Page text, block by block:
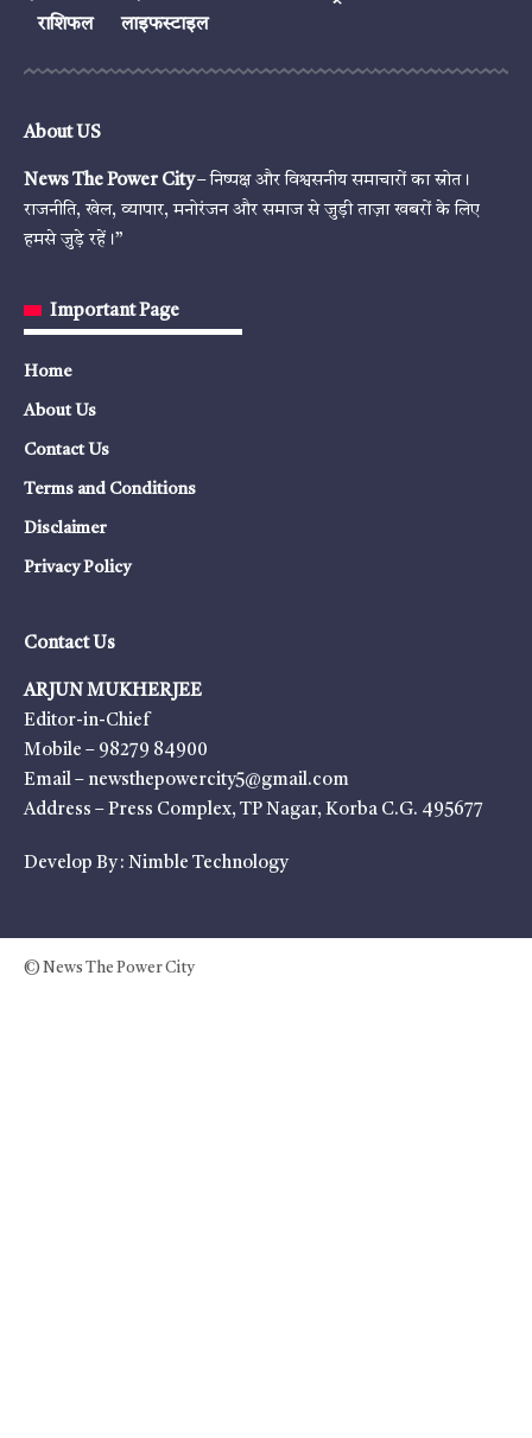
राशिफल
लाइफस्टाइल
About US
News The Power City– निष्पक्ष और विश्वसनीय समाचारों का स्रोत।
राजनीति, खेल, व्यापार, मनोरंजन और समाज से जुड़ी ताज़ा खबरों के लिए
हमसे जुड़े रहें।”
Important Page
Home
About Us
Contact Us
Terms and Conditions
Disclaimer
Privacy Policy
Contact Us
ARJUN MUKHERJEE
Editor-in-Chief
Mobile – 98279 84900
Email – newsthepowercity5@gmail.com
Address – Press Complex, TP Nagar, Korba C.G. 495677
Develop By : Nimble Technology
© News The Power City